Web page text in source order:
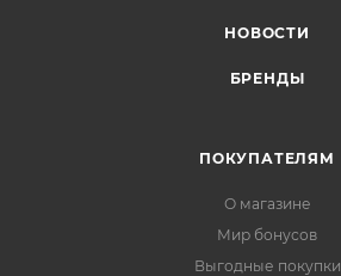
НОВОСТИ
БРЕНДЫ
ПОКУПАТЕЛЯМ
О магазине
Мир бонусов
Выгодные покупки